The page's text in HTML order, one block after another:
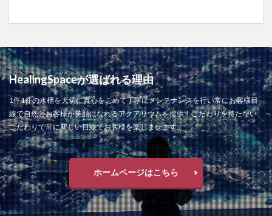
HealingSpaceが選ばれる理由
1件1件の水槽を大切に真心をこめて丁寧にメンテナンスを行い常にお客様目
線で自然とお客様が笑顔になれるアクアリウムを提供！こだわりを持たない
こだわりで常に新しい目線でお客様を楽しませます。
ホームページはこちら